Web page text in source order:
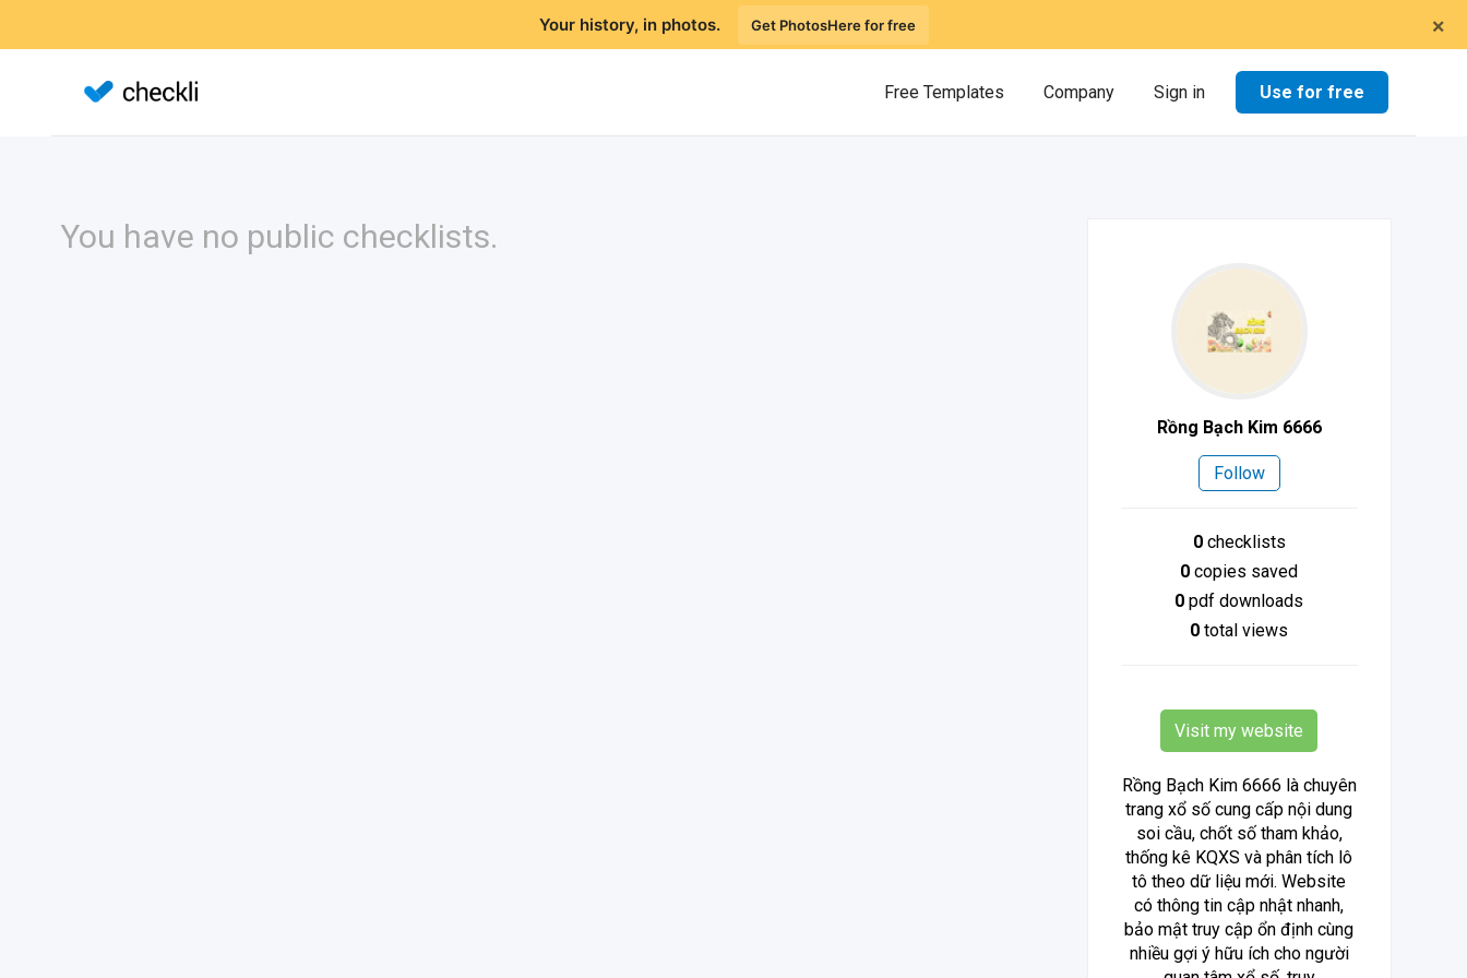
×
Your history, in photos. Get PhotosHere for free
Free Templates Company Sign in Use for free
You have no public checklists.
Rồng Bạch Kim 6666
Follow
0checklists
0 copies saved
0 pdf downloads
0 total views
Visit my website
Rồng Bạch Kim 6666 là chuyên
trang xổ số cung cấp nội dung
soi cầu, chốt số tham khảo,
thống kê KQXS và phân tích lô
tô theo dữ liệu mới. Website
có thông tin cập nhật nhanh,
bảo mật truy cập ổn định cùng
nhiều gợi ý hữu ích cho người